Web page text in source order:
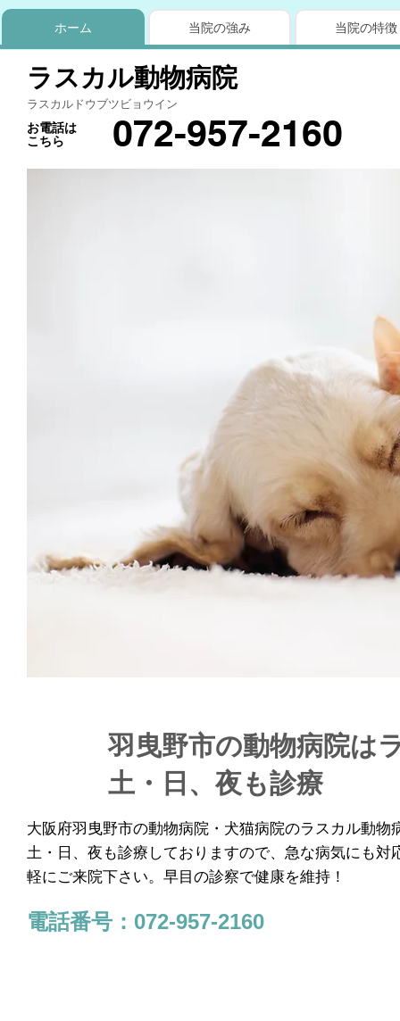
ホーム 当院の強み 当院の特徴
ラスカル動物病院
ラスカルドウブツビョウイン
お電話は
こちら
072-957-2160
羽曳野市の動物病院は
土・日、夜も診療
大阪府羽曳野市の動物病院・犬猫病院のラスカル動物
土・日、夜も診療しておりますので、急な病気にも
軽にご来院下さい。早目の診察で健康を維持！
電話番号：072-957-2160